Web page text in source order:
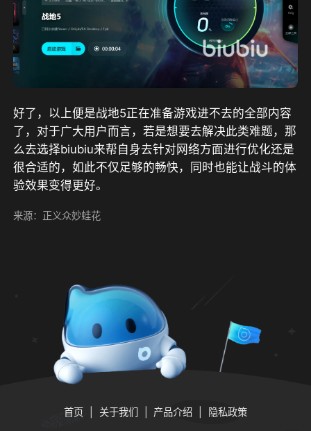
好了，以上便是战地5正在准备游戏进不去的全部内容
了，对于广大用户而言，若是想要去解决此类难题，那
么去选择biubiu来帮自身去针对网络方面进行优化还是
很合适的，如此不仅足够的畅快，同时也能让战斗的体
验效果变得更好。
来源：正义众妙蛙花
首页 关于我们 产品介绍 隐私政策